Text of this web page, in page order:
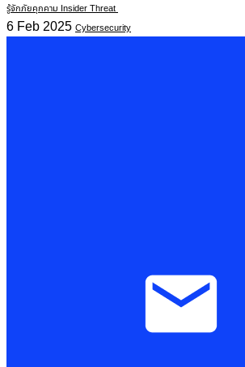
รู้จักภัยคุกคาม Insider Threat
6 Feb 2025 Cybersecurity